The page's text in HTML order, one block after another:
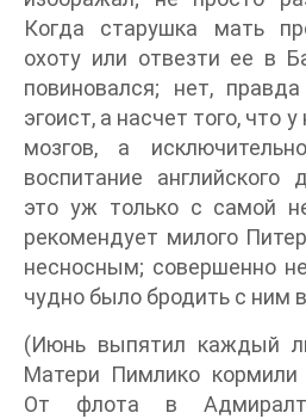
Когда старушка мать
охоту или отвезти ее в
повиновался; нет,
эгоист, а насчет того, что
мозгов, а
воспитание
это уж только с самой
рекомендует милого
несносным; совершенно
чудно было бродить с ним
(Июнь выпятил каждый
Матери Пимлико кормили
От флота в